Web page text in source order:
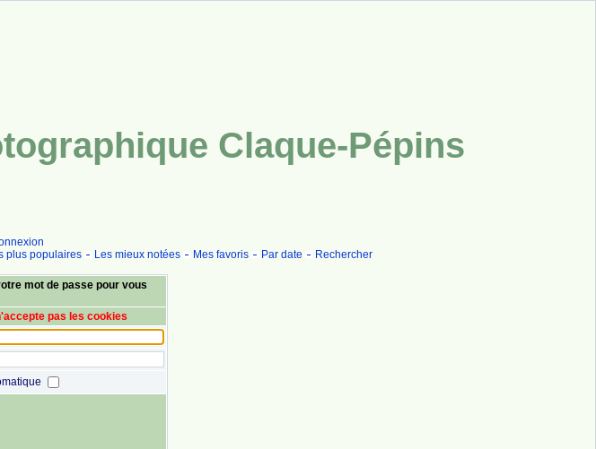
Claque-Pépins
plus populaires Les mieux notées Mes favoris Par date Rechercher
mot de passe pour vous
pas les cookies